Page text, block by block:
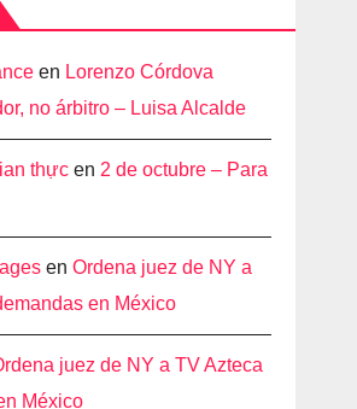
en Lorenzo Córdova
no árbitro – Luisa Alcalde
thực en 2 de octubre – Para
enOrdena juez de NY a
en México
juez de NY a TV Azteca
México